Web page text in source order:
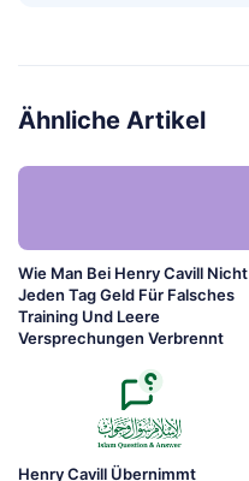
Ähnliche Artikel
Wie Man Bei Henry Cavill Nicht
Jeden Tag Geld Für Falsches
Training Und Leere
Versprechungen Verbrennt
Henry Cavill Übernimmt